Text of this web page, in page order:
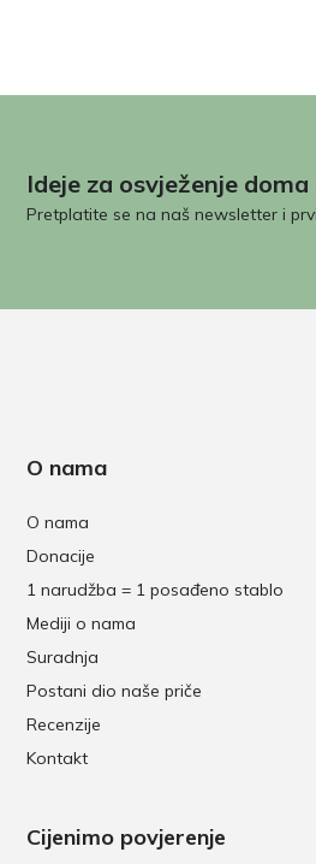
Ideje za osvježenje
Pretplatite se na naš newsletter i
O nama
O nama
Donacije
1 narudžba = 1 posađeno stablo
Mediji o nama
Suradnja
Postani dio naše priče
Recenzije
Kontakt
Cijenimo povjerenje